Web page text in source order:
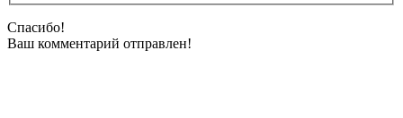
Спасибо!
Ваш комментарий отправлен!